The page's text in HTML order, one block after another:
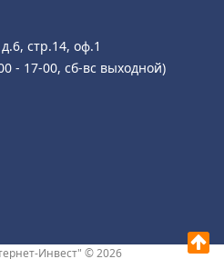
стр.14, оф.1
- 17-00, сб-вс выходной)
Инвест" © 2026